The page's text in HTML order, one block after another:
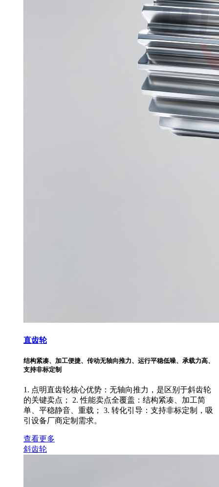
直齿轮
结构紧凑、加工便捷、传动无轴向推力、运行平稳低噪、承载力高、
支持非标定制
1. 点明直齿轮核心优势：无轴向推力，是区别于斜齿轮
的关键卖点； 2. 性能卖点全覆盖：结构紧凑、加工简
单、平稳静音、重载； 3. 转化引导：支持非标定制，吸
引设备厂商定制需求。
查看更多
斜齿轮